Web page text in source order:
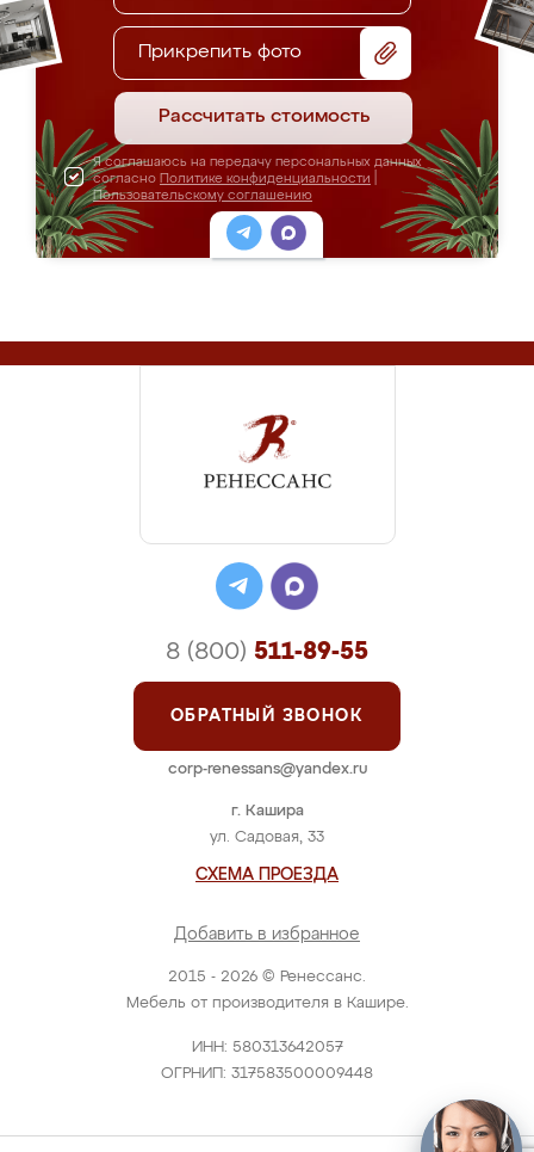
Прикрепить фото
Рассчитать стоимость
Я соглашаюсь на передачу персональных данных
согласно Политике конфиденциальности
Пользовательскому соглашению
2015 - 2026 © Ренессанс.
Мебель от производителя в Кашире.
ИНН: 580313642057
ОГРНИП: 317583500009448
г. Кашира
ул. Садовая, 33
СХЕМА ПРОЕЗДА
Добавить в избранное
8 (800) 511-89-55
ОБРАТНЫЙ ЗВОНОК
corp-renessans@yandex.ru